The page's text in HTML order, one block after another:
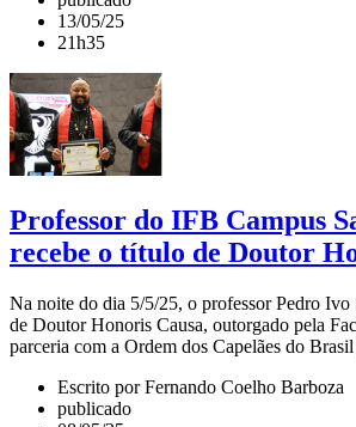
13/05/25
21h35
Professor do IFB Campus
recebe o título de Doutor
Na noite do dia 5/5/25, o professor Pedro
de Doutor Honoris Causa, outorgado pela
parceria com a Ordem dos Capelães do
Escrito por Fernando Coelho Barboza
publicado